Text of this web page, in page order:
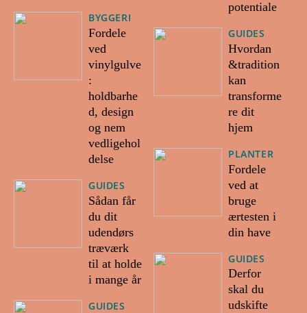
BYGGERI
Fordele
ved
vinylgulve
:
holdbarhe
d, design
og nem
vedligehol
delse
GUIDES
Sådan får
du dit
udendørs
træværk
til at holde
i mange år
GUIDES
potentiale
GUIDES
Hvordan
&tradition
kan
transforme
re dit
hjem
PLANTER
Fordele
ved at
bruge
ærtesten i
din have
GUIDES
Derfor
skal du
udskifte